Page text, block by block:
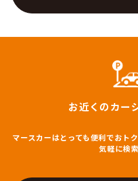
お近くのカー
マースカーはとっても便利でおト
気軽に検索